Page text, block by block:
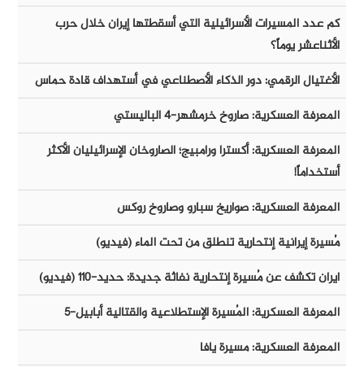
كم عدد المسيرات الأسرائيلية التي أسقطتها إيران خلال حرب
الأثناعشر يوماً؟
الأغتيال الرقمي: دور الذكاء الأصطناعي في أستهداف قادة حماس
المعرفة العسكرية: صاروخ خرمشهر-٤ الباليستي
المعرفة العسكرية: أكسترا ورامبيج؛ الصاروخان الإسرائيليان الأكثر
أستخداماً!
المعرفة العسكرية: صواريخ سبارو وصاروخ روكس
مُسيرة إيرانية إنتحارية تنطلق من تحت الماء (فيديو)
ايران تكشف عن مُسيرة إنتحارية نفاثة جديدة: حديد-١١٠ (فيديو)
المعرفة العسكرية: المُسيرة الإستطلاعية والقتالية أبابيل-٥
المعرفة العسكرية: مسيرة يافا